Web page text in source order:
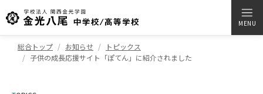
MENU
総合トップ お知らせ
トピックス
子供の成長応援サイト「ぽてん」に紹介されました